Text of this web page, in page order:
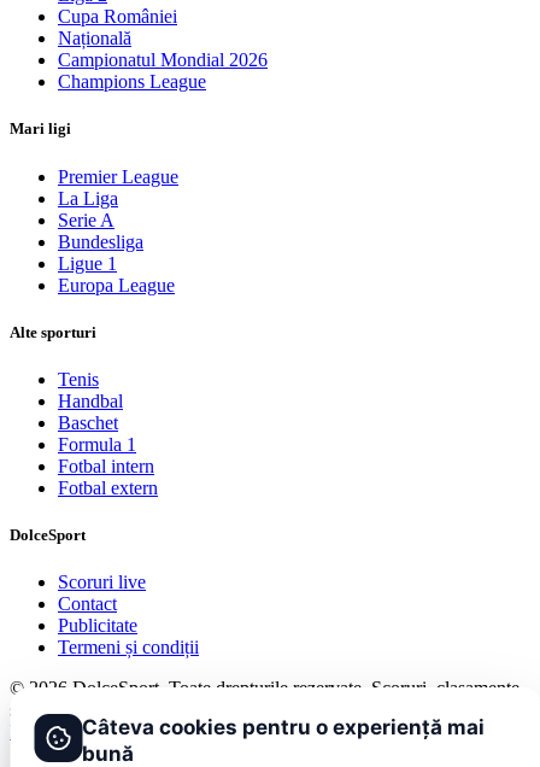
Cupa României
Națională
Campionatul Mondial 2026
Champions League
Mari ligi
Premier League
La Liga
Serie A
Bundesliga
Ligue 1
Europa League
Alte sporturi
Tenis
Handbal
Baschet
Formula 1
Fotbal intern
Fotbal extern
DolceSport
Scoruri live
Contact
Publicitate
Termeni și condiții
© 2026 DolceSport. Toate drepturile rezervate. Scoruri, clasamente
și analize din toate competițiile
Fotbal intern Fotbal extern Scoruri live
Câteva cookies pentru o experiență mai
bună